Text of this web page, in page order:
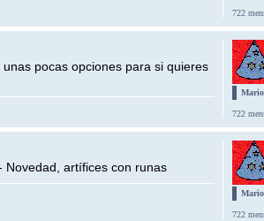
722
722
unas pocas opciones para si quieres
722
Novedad, artífices con runas